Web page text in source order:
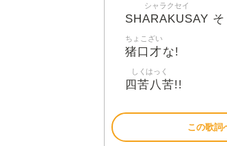
SHARAKUSAY
シャラクセイ
そ
猪口才
ちょこざい
な!
四苦八苦
しくはっく
!!
この歌詞